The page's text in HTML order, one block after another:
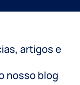
artigos e
nosso blog